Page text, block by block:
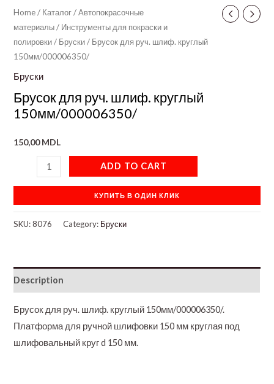
Home/ Каталог/Автопокрасочные
материалы/ Инструменты для покраски и
полировки/ Бруски/ Брусок для руч. шлиф. круглый
150мм/000006350/
Бруски
Брусок для руч. шлиф. круглый
150мм/000006350/
150,00MDL
ADD TO CART
КУПИТЬ В ОДИН КЛИК
SKU:8076 Category: Бруски
Description
Брусок для руч. шлиф. круглый 150мм/000006350/.
Платформа для ручной шлифовки 150 мм круглая под
шлифовальный круг d 150 мм.